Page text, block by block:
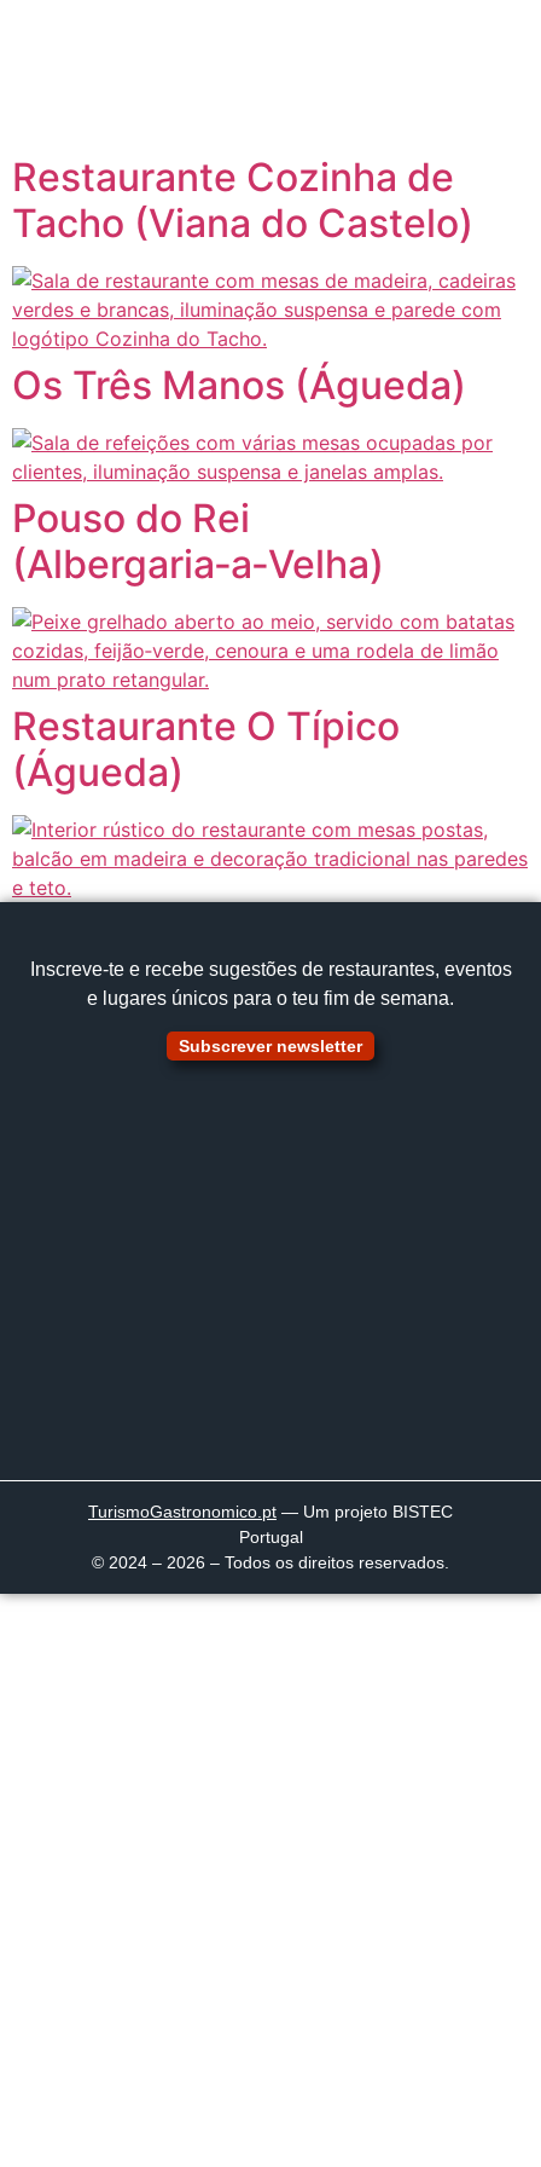
Restaurante Cozinha de
Tacho (Viana do Castelo)
Os Três Manos (Águeda)
Pouso do Rei
(Albergaria‑a‑Velha)
Restaurante O Típico
(Águeda)
Inscreve‑te e recebe sugestões de restaurantes, eventos
e lugares únicos para o teu fim de semana.
Subscrever newsletter
TurismoGastronomico .pt — Um projeto BISTEC
Portugal
© 2024 – 2026 – Todos os direitos reservados.